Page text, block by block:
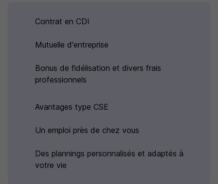
Contrat en CDI
Mutuelle d'entreprise
Bonus de fidélisation et divers frais
professionnels
Avantages type CSE
Un emploi près de chez vous
Des plannings personnalisés et adaptés à
votre vie